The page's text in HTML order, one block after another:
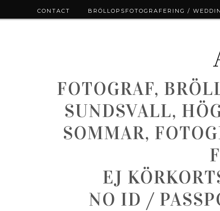
FOTOGRAF,
SUNDSVALL,
SOMMAR,
EJ
NO ID /
CONTACT BRÖLLOPSFOTOGRAFERING /